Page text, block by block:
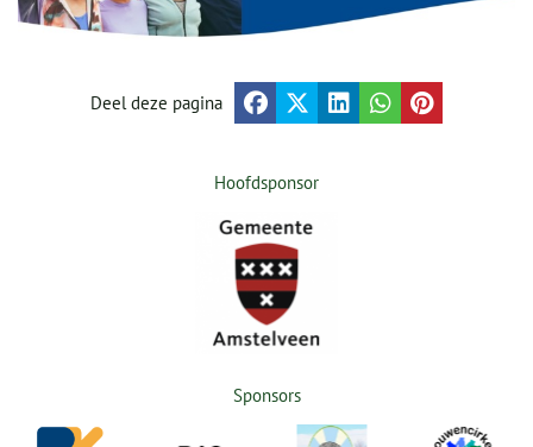
Deel deze pagina
Hoofdsponsor
Sponsors